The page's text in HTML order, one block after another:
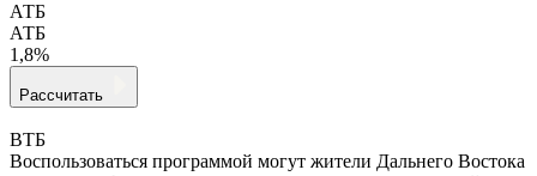
АТБ
АТБ
1,8%
Рассчитать
ВТБ
Воспользоваться программой могут жители Дальнего Востока